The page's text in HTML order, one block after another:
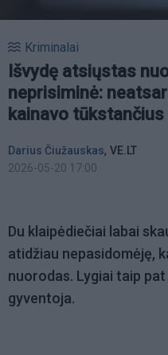
Kriminalai
Išvydę atsiųstas
neprisiminė:
kainavo tūkstančius
Darius Čiužauskas, VE.LT
2026-05-20 17:00
Du klaipėdiečiai labai
atidžiau nepasidomėję,
nuorodas. Lygiai taip
gyventoja.